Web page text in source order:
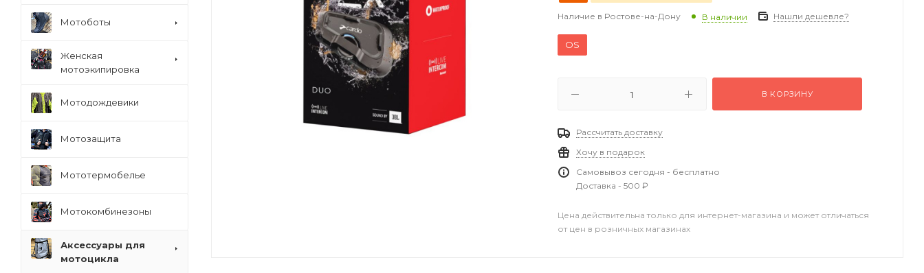
Наличие в Ростове-на-Дону В наличии Нашли дешевле?
OS
В КОРЗИНУ
Рассчитать доставку
Хочу в подарок
Самовывоз сегодня - бесплатно
Доставка - 500 ₽
Цена действительна только для интернет-магазина и может отличаться
от цен в розничных магазинах
Мотоботы
Женская
мотоэкипировка
Мотодождевики
Мотозащита
Мототермобелье
Мотокомбинезоны
Аксессуары для
мотоцикла